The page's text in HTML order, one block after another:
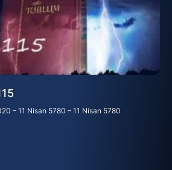
– 11 Nisan 5780 – 11 Nisan 5780